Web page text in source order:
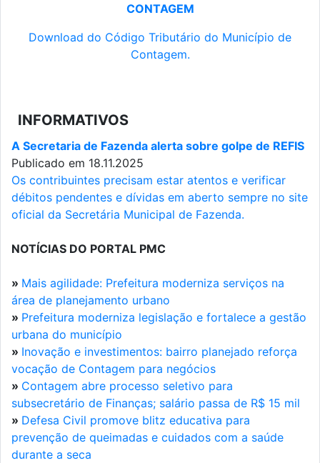
CONTAGEM
Download do Código Tributário do Município de
Contagem.
INFORMATIVOS
A Secretaria de Fazenda alerta sobre golpe de REFIS
Publicado em 18.11.2025
Os contribuintes precisam estar atentos e verificar
débitos pendentes e dívidas em aberto sempre no site
oficial da Secretária Municipal de Fazenda.
NOTÍCIAS DO PORTAL PMC
» Mais agilidade: Prefeitura moderniza serviços na
área de planejamento urbano
» Prefeitura moderniza legislação e fortalece a gestão
urbana do município
» Inovação e investimentos: bairro planejado reforça
vocação de Contagem para negócios
» Contagem abre processo seletivo para
subsecretário de Finanças; salário passa de R$ 15 mil
» Defesa Civil promove blitz educativa para
prevenção de queimadas e cuidados com a saúde
durante a seca